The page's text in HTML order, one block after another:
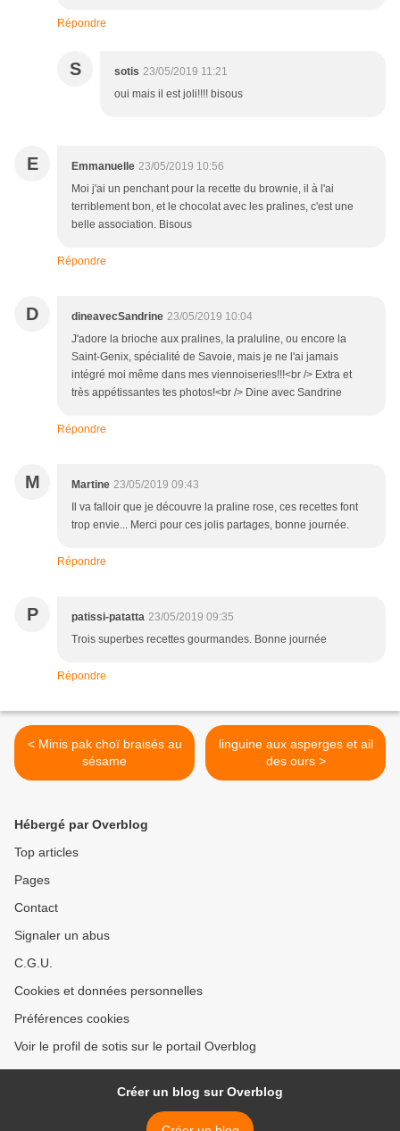
Répondre
S sotis 23/05/2019 11:21
oui mais il est joli!!!! bisous
E Emmanuelle 23/05/2019 10:56
Moi j'ai un penchant pour la recette du brownie, il à l'ai
terriblement bon, et le chocolat avec les pralines, c'est une
belle association. Bisous
Répondre
D dineavecSandrine 23/05/2019 10:04
J'adore la brioche aux pralines, la praluline, ou encore la
Saint-Genix, spécialité de Savoie, mais je ne l'ai jamais
intégré moi même dans mes viennoiseries!!!<br /> Extra et
très appétissantes tes photos!<br /> Dine avec Sandrine
Répondre
M Martine 23/05/2019 09:43
Il va falloir que je découvre la praline rose, ces recettes font
trop envie... Merci pour ces jolis partages, bonne journée.
Répondre
P patissi-patatta 23/05/2019 09:35
Trois superbes recettes gourmandes. Bonne journée
Répondre
< Minis pak choï braisés au
sésame
linguine aux asperges et ail
des ours >
Hébergé par Overblog
Top articles
Pages
Contact
Signaler un abus
C.G.U.
Cookies et données personnelles
Préférences cookies
Voir le profil de sotis sur le portail Overblog
Créer un blog sur Overblog